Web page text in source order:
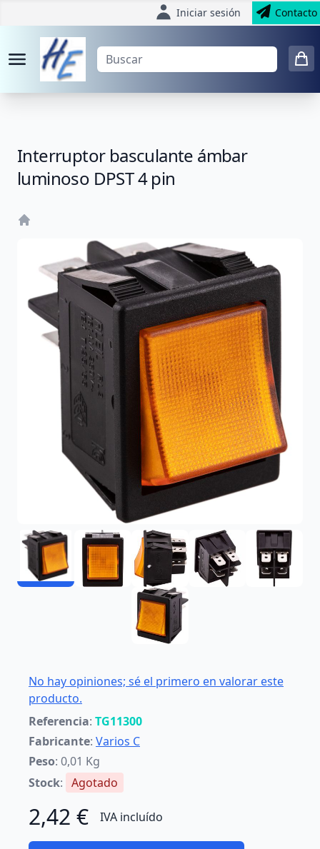
Iniciar sesión Contacto
Interruptor basculante ámbar
luminoso DPST 4 pin
No hay opiniones; sé el primero en valorar este
producto.
Referencia: TG11300
Fabricante: Varios C
Peso: 0,01 Kg
Stock: Agotado
2,42 € IVA incluído